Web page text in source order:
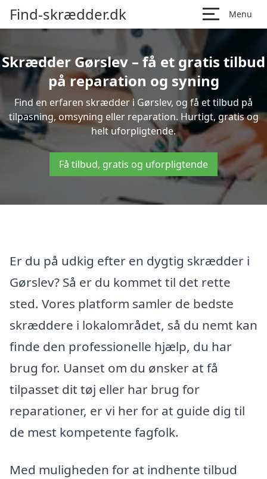
Find-skrædder.dk Menu
Skrædder Gørslev – få et gratis tilbud
på reparation og syning
Find en erfaren skrædder i Gørslev, og få et tilbud på
tilpasning, omsyning eller reparation. Hurtigt, gratis og
helt uforpligtende.
Få tilbud, gratis og uforpligtende
Er du på udkig efter en dygtig skrædder i
Gørslev? Så er du kommet til det rette
sted. Vores platform samler de bedste
skræddere i lokalområdet, så du nemt kan
finde den professionelle hjælp, du har
brug for. Uanset om du ønsker at få
tilpasset dit tøj eller har brug for
reparationer, er vi her for at guide dig til
de mest kompetente fagfolk.
Med muligheden for at indhente tilbud